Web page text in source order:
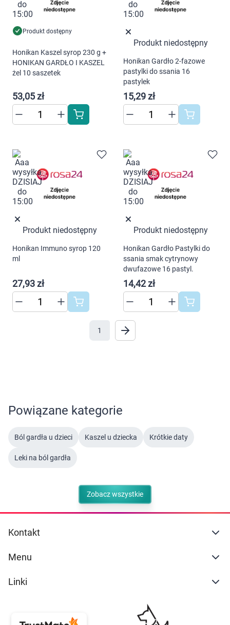
Korzystamy z plików cookies w celu
dostosowania zawartości serwisu do Twoich
preferencji. Więcej informacji znajdziesz w
naszejpolityce prywatności. Możesz określić
warunki przechowywania lub dostępu do
cookies poprzez kliknięcie przycisku
"Ustawienia" lub możesz zaakceptować
ustawienia wszystkich cookies klikając
AKCEPTUJĘ WSZYSTKIE
Ustawienia
AKCEPTUJĘ WSZYSTKIE
Produkt dostępny
Honikan Kaszel syrop 230 g +
HONIKAN GARDŁO I KASZEL
żel 10 saszetek
53,05 zł
Produkt niedostępny
Honikan Gardło 2-fazowe
pastylki do ssania 16
pastylek
15,29 zł
Produkt niedostępny
Honikan Immuno syrop 120
ml
27,93 zł
Produkt niedostępny
Honikan Gardło Pastylki do
ssania smak cytrynowy
dwufazowe 16 pastyl.
14,42 zł
1
Powiązane kategorie
Ból gardła u dzieci Kaszel u dziecka Krótkie daty
Leki na ból gardła
Zobacz wszystkie
Kontakt
Menu
Linki